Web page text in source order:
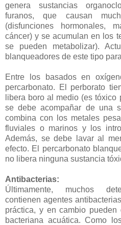
genera sustancias
furanos, que causan
(disfunciones hormonales,
cáncer) y se acumulan en los
se pueden metabolizar).
blanqueadores de este tipo
Entre los basados en
percarbonato. El perborato
libera boro al medio (es
se debe acompañar de una
combina con los metales
fluviales o marinos y los
Además, se debe lavar al
efecto. El percarbonato
no libera ninguna sustancia
Antibacterias:
Últimamente, muchos
contienen agentes
práctica, y en cambio
bacteriana acuática. Como